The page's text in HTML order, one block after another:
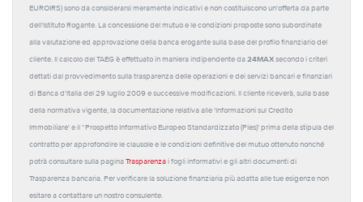
EUROIRS) sono da considerarsi meramente indicativi e non costituiscono un'offerta da parte
dell'Istituto Rogante. La concessione del mutuo e le condizioni proposte sono subordinate
alla valutazione ed approvazione della banca erogante sulla base del profilo finanziario del
cliente. Il calcolo del TAEG è effettuato in maniera indipendente da 24MAX secondo i criteri
dettati dal provvedimento sulla trasparenza delle operazioni e dei servizi bancari e finanziari
di Banca d'Italia del 29 luglio 2009 e successive modificazioni. Il cliente riceverà, sulla base
della normativa vigente, la documentazione relativa alle 'Informazioni sul Credito
Immobiliare' e il “Prospetto Informativo Europeo Standardizzato (Pies)' prima della stipula del
contratto per approfondire le clausole e le condizioni definitive del mutuo ottenuto nonché
potrà consultare sulla pagina Trasparenza i fogli informativi e gli altri documenti di
Trasparenza bancaria. Per verificare la soluzione finanziaria più adatta alle tue esigenze non
esitare a contattare un nostro consulente.